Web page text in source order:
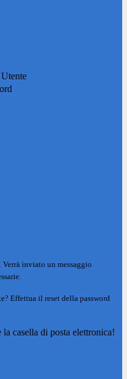
Verrà inviato un messaggio
Effettua il reset della password
casella di posta elettronica!